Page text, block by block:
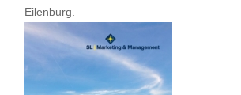
Eilenburg.